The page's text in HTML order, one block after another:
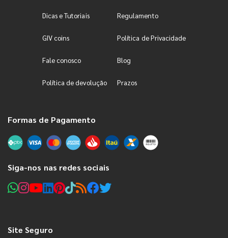
Dicas e Tutoriais Regulamento
GIV coins Política de Privacidade
Fale conosco Blog
Política de devolução Prazos
Formas de Pagamento
Siga-nos nas redes sociais
Site Seguro